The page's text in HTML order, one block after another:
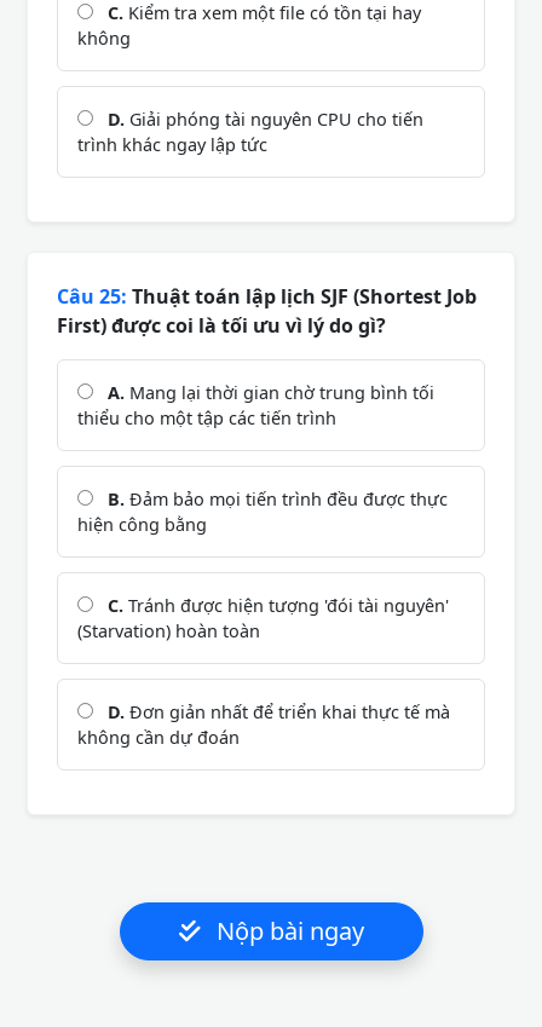
C. Kiểm tra xem một file có tồn tại hay
không
D. Giải phóng tài nguyên CPU cho tiến
trình khác ngay lập tức
Câu 25: Thuật toán lập lịch SJF (Shortest Job
First) được coi là tối ưu vì lý do gì?
A. Mang lại thời gian chờ trung bình tối
thiểu cho một tập các tiến trình
B. Đảm bảo mọi tiến trình đều được thực
hiện công bằng
C. Tránh được hiện tượng 'đói tài nguyên'
(Starvation) hoàn toàn
D. Đơn giản nhất để triển khai thực tế mà
không cần dự đoán
Nộp bài ngay